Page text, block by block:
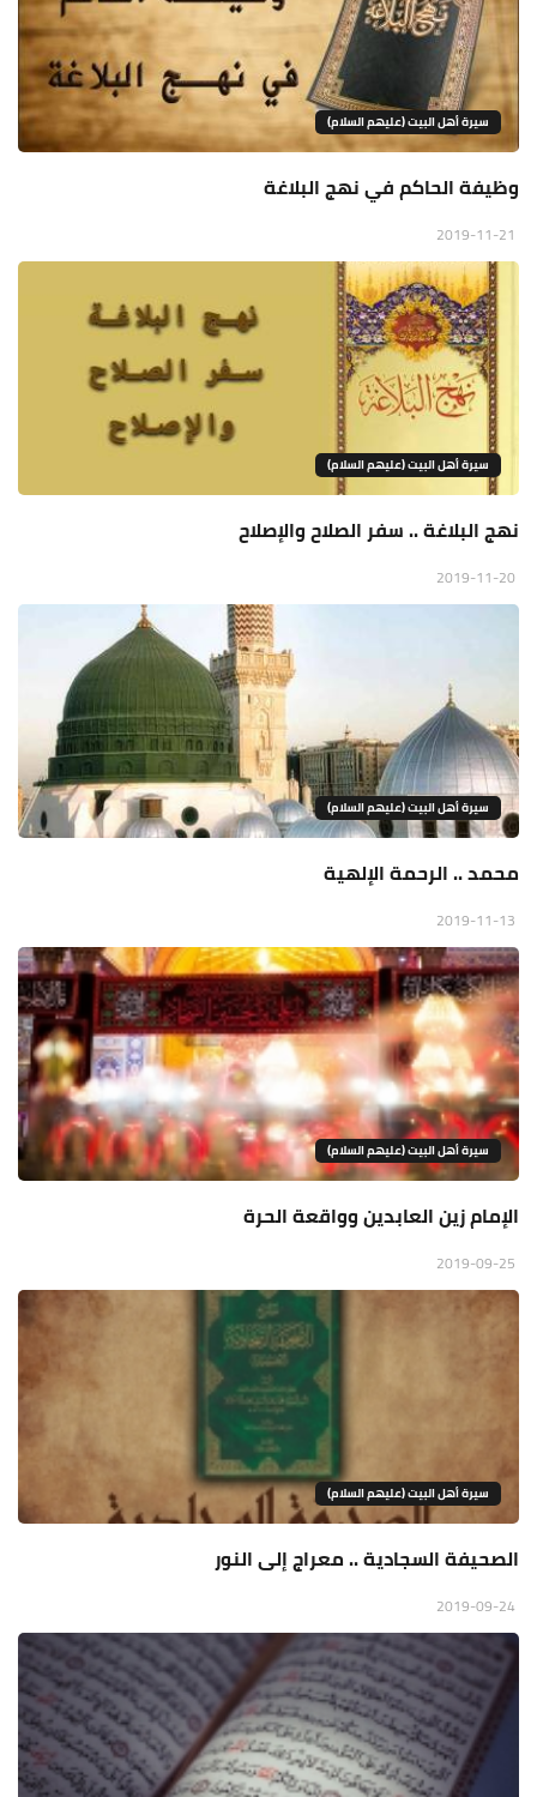
سيرة أهل البيت (عليهم السلام)
وظيفة الحاكم في نهج البلاغة
سيرة أهل البيت (عليهم السلام)
نهج البلاغة .. سفر الصلاح والإصلاح
سيرة أهل البيت (عليهم السلام)
محمد .. الرحمة الإلهية
سيرة أهل البيت (عليهم السلام)
الإمام زين العابدين وواقعة الحرة
سيرة أهل البيت (عليهم السلام)
الصحيفة السجادية .. معراج إلى النور